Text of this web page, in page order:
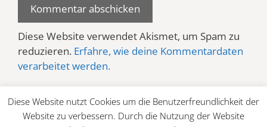
Diese Website verwendet Akismet, um Spam zu
reduzieren. Erfahre, wie deine Kommentardaten
verarbeitet werden.
Diese Website nutzt Cookies um die Benutzerfreundlichkeit der
Website zu verbessern. Durch die Nutzung der Website